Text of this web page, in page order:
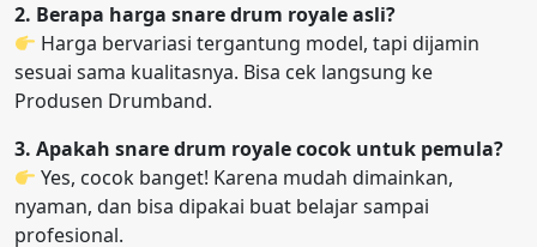
2. Berapa harga snare drum royale asli?
Harga bervariasi tergantung model, tapi dijamin
sesuai sama kualitasnya. Bisa cek langsung ke
Produsen Drumband.
3. Apakah snare drum royale cocok untuk pemula?
Yes, cocok banget! Karena mudah dimainkan,
nyaman, dan bisa dipakai buat belajar sampai
profesional.